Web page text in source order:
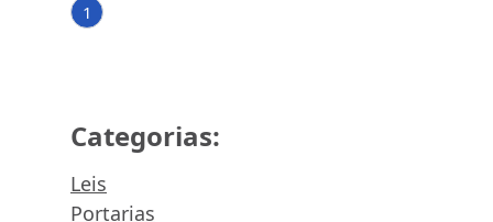
1
Categorias:
Leis
Portarias